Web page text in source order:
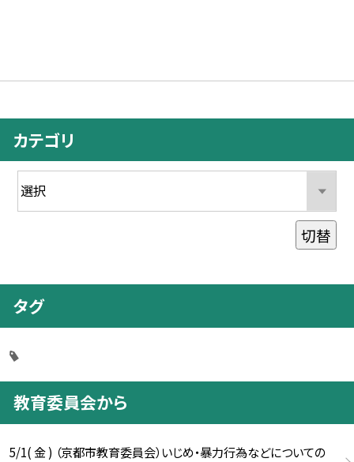
カテゴリ
切替
タグ
教育委員会から
5/1( 金 ) （京都市教育委員会）いじめ・暴力行為などについての